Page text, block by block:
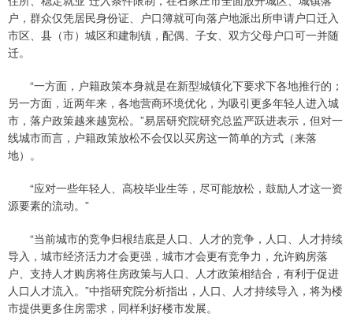
户，群众仅凭居民身份证、户口簿就可向落户地派出所申请户口迁入
市区、县（市）城区和建制镇，配偶、子女、双方父母户口可一并随
迁。
“一方面，户籍政策本身就是在新型城镇化下要求下各地推行的；
另一方面，近两年来，各地营商环境优化，为吸引更多年轻人进入城
市，落户政策越来越宽松。”易居研究院研究总监严跃进表示，但对一
线城市而言，户籍政策放松不会仅以买房这一简单的方式（来落
地）。
“应对一些年轻人、高校毕业生等，尽可能放松，鼓励人才这一资
源要素的流动。”
“当前城市的竞争归根结底是人口、人才的竞争，人口、人才持续
导入，城市经济活力才会更强，城市才会更有竞争力，允许购房落
户、支持人才购房将住房政策与人口、人才政策相结合，有利于促进
人口人才流入。”中指研究院分析指出，人口、人才持续导入，将为楼
市提供更多住房需求，同样利好楼市发展。